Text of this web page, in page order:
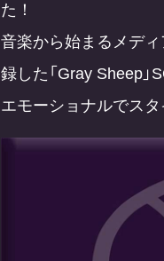
た！
音楽から始まるメディ
録した「Gray Sheep」
エモーショナルでス